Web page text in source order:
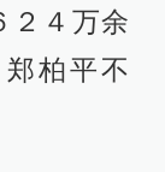
２４万余
柏平不